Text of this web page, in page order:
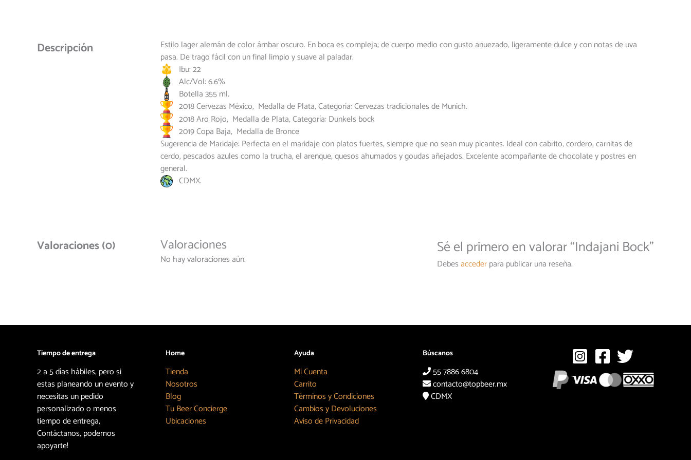
Descripción
Estilo lager alemán de color ámbar oscuro. En boca es compleja; de cuerpo medio con gusto anuezado, ligeramente dulce y con notas de uva
pasa. De trago fácil con un final limpio y suave al paladar.
Ibu: 22
Alc/Vol: 6.6%
Botella 355 ml.
2018 Cervezas México, Medalla de Plata, Categoría: Cervezas tradicionales de Munich.
2018 Aro Rojo, Medalla de Plata, Categoría: Dunkels bock
2019 Copa Baja, Medalla de Bronce
Sugerencia de Maridaje: Perfecta en el maridaje con platos fuertes, siempre que no sean muy picantes. Ideal con cabrito, cordero, carnitas de
cerdo, pescados azules como la trucha, el arenque, quesos ahumados y goudas añejados. Excelente acompañante de chocolate y postres en
general.
CDMX.
Valoraciones (0) Valoraciones
No hay valoraciones aún.
Sé el primero en valorar “Indajani Bock”
Debesaccederpara publicar una reseña.
Tiempo de entrega
2 a 5 días hábiles, pero si
estas planeando un evento y
necesitas un pedido
personalizado o menos
tiempo de entrega,
Contáctanos, podemos
apoyarte!
Home
Tienda
Nosotros
Blog
Tu Beer Concierge
Ubicaciones
Ayuda
Mi Cuenta
Carrito
Términos y Condiciones
Cambios y Devoluciones
Aviso de Privacidad
Búscanos
55 7886 6804
contacto@topbeer.mx
CDMX